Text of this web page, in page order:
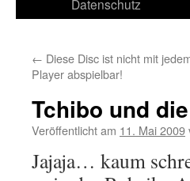
Datenschutz
← Diese Disc ist nicht mit
Player abspielbar!
Tchibo und
Veröffentlicht am 11. Mai 2009
Jajaja… kaum